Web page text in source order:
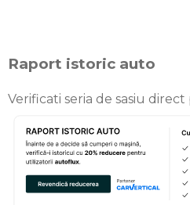
Raport istoric auto
Verificati seria de sasiu direct